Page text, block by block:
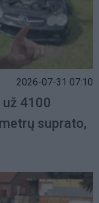
2026-07-31 07:10
4100
suprato,